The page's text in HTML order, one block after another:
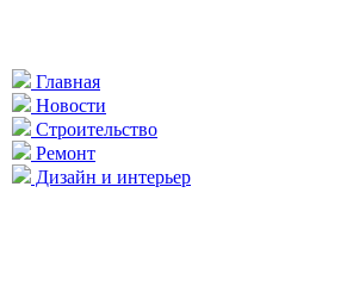
Главная
Новости
Строительство
Ремонт
Дизайн и интерьер